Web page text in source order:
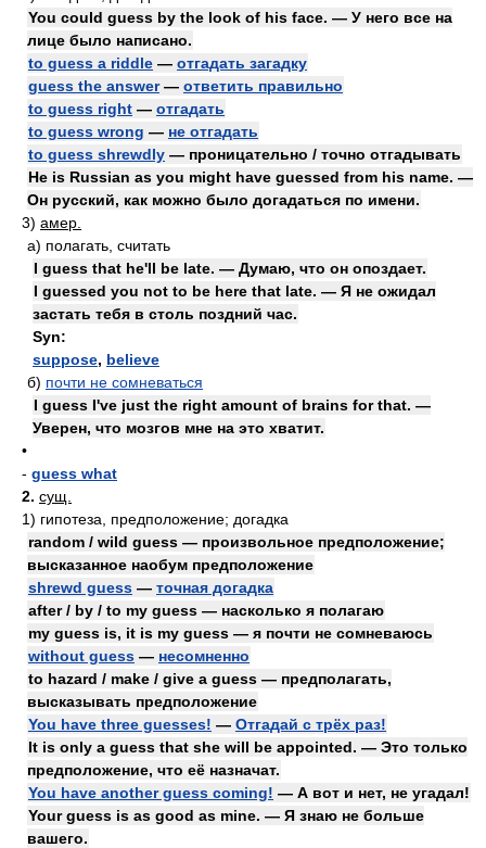
You could guess by the look of his face. — У него все на
лице было написано.
to guess a riddle — отгадать загадку
guess the answer— ответить правильно
to guess right — отгадать
to guess wrong — не отгадать
to guess shrewdly — проницательно / точно отгадывать
He is Russian as you might have guessed from his name. —
Он русский, как можно было догадаться по имени.
3) амер.
а) полагать, считать
I guess that he'll be late. — Думаю, что он опоздает.
I guessed you not to be here that late. — Я не ожидал
застать тебя в столь поздний час.
Syn:
suppose, believe
б) почти не сомневаться
I guess I've just the right amount of brains for that. —
Уверен, что мозгов мне на это хватит.
•
- guess what
2. сущ.
1) гипотеза, предположение; догадка
random / wild guess — произвольное предположение;
высказанное наобум предположение
shrewd guess — точная догадка
after / by / to my guess — насколько я полагаю
my guess is, it is my guess — я почти не сомневаюсь
without guess — несомненно
to hazard / make / give a guess — предполагать,
высказывать предположение
You have three guesses! — Отгадай с трёх раз!
It is only a guess that she will be appointed. — Это только
предположение, что её назначат.
You have another guess coming! — А вот и нет, не угадал!
Your guess is as good as mine. — Я знаю не больше
вашего.